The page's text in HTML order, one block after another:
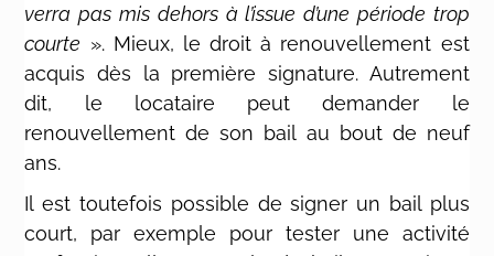
verra pas mis dehors à l’issue d’une période trop
courte ». Mieux, le droit à renouvellement est
acquis dès la première signature. Autrement
dit, le locataire peut demander le
renouvellement de son bail au bout de neuf
ans.
Il est toutefois possible de signer un bail plus
court, par exemple pour tester une activité